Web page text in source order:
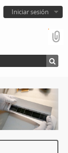
Iniciar sesión